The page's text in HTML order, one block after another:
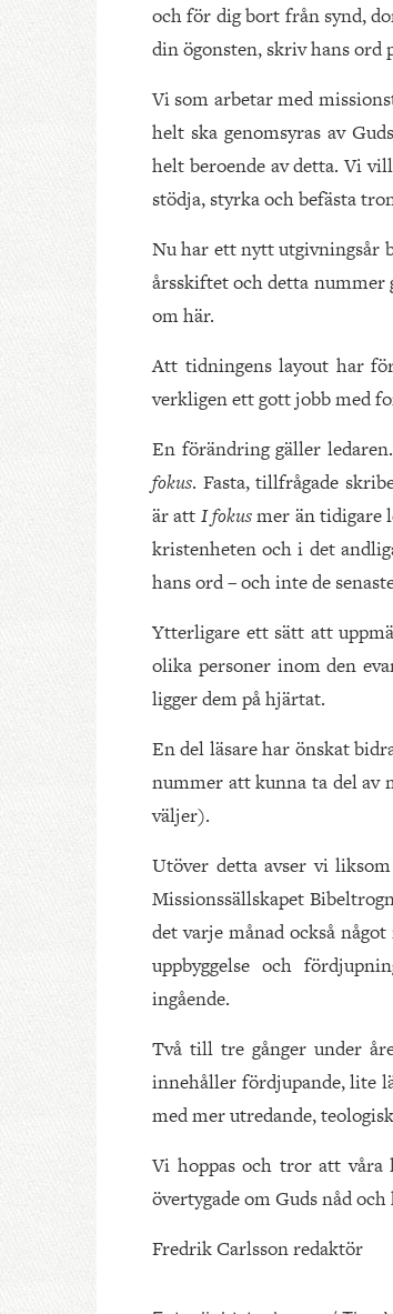
och för dig bort från synd,
din ögonsten, skriv hans ord
Vi som arbetar med
helt ska genomsyras av
helt beroende av detta. Vi
stödja, styrka och befästa
Nu har ett nytt utgivningsår
årsskiftet och detta nummer
om här.
Att tidningens layout har
verkligen ett gott jobb med
En förändring gäller
fokus. Fasta, tillfrågade
är att I fokusmer än tidigare
kristenheten och i det
hans ord – och inte de
Ytterligare ett sätt att
olika personer inom den
ligger dem på hjärtat.
En del läsare har önskat
nummer att kunna ta del av
väljer).
Utöver detta avser vi
Missionssällskapet
det varje månad också
uppbyggelse och
ingående.
Två till tre gånger under
innehåller fördjupande, lite
med mer utredande,
Vi hoppas och tror att våra
övertygade om Guds nåd
Fredrik Carlsson redaktör